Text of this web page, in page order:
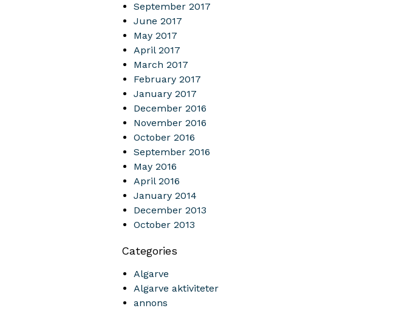
September 2017
June 2017
May 2017
April 2017
March 2017
February 2017
January 2017
December 2016
November 2016
October 2016
September 2016
May 2016
April 2016
January 2014
December 2013
October 2013
Categories
Algarve
Algarve aktiviteter
annons